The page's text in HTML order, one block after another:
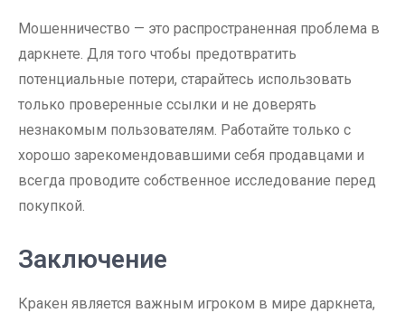
Мошенничество — это распространенная проблема в
даркнете. Для того чтобы предотвратить
потенциальные потери, старайтесь использовать
только проверенные ссылки и не доверять
незнакомым пользователям. Работайте только с
хорошо зарекомендовавшими себя продавцами и
всегда проводите собственное исследование перед
покупкой.
Заключение
Кракен является важным игроком в мире даркнета,